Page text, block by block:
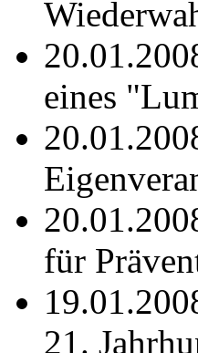
eines
für
21.